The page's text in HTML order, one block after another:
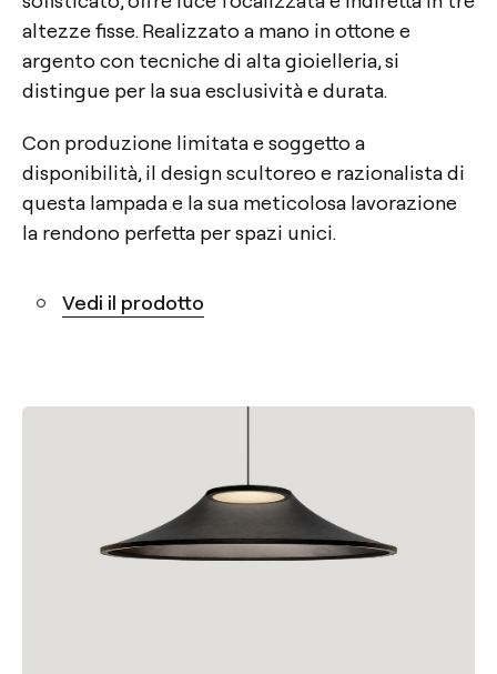
altezze fisse. Realizzato a mano in ottone e
argento con tecniche di alta gioielleria, si
distingue per la sua esclusività e durata.
Con produzione limitata e soggetto a
disponibilità, il design scultoreo e razionalista di
questa lampada e la sua meticolosa lavorazione
la rendono perfetta per spazi unici.
Vedi il prodotto